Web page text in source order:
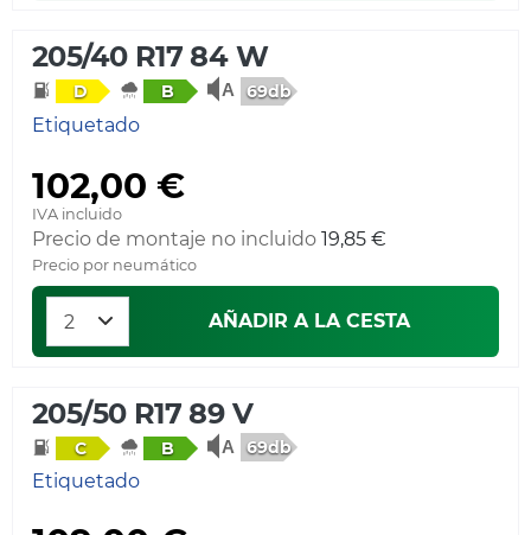
205/40 R17 84 W
D B 69db
Etiquetado
102,00 €
IVA incluido
Precio de montaje no incluido 19,85 €
Precio por neumático
AÑADIR A LA CESTA
205/50 R17 89 V
C B 69db
Etiquetado